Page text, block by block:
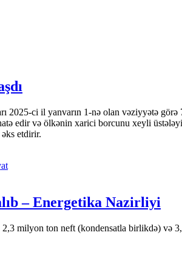
ci il yanvarın 1-nə olan vəziyyətə
edir və ölkənin xarici borcunu xeyli
etdirir.
– Energetika Nazirliyi
milyon ton neft (kondensatla birlikdə) və